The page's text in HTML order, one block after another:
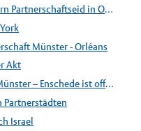
Bürgermeister erneuern Partnerschaftseid in Orléans
Münster - Orléans
Akt
Städtepartnerschaft Münster – Enschede ist offiziell
Partnerstädten
Israel